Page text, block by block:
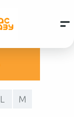
L
M